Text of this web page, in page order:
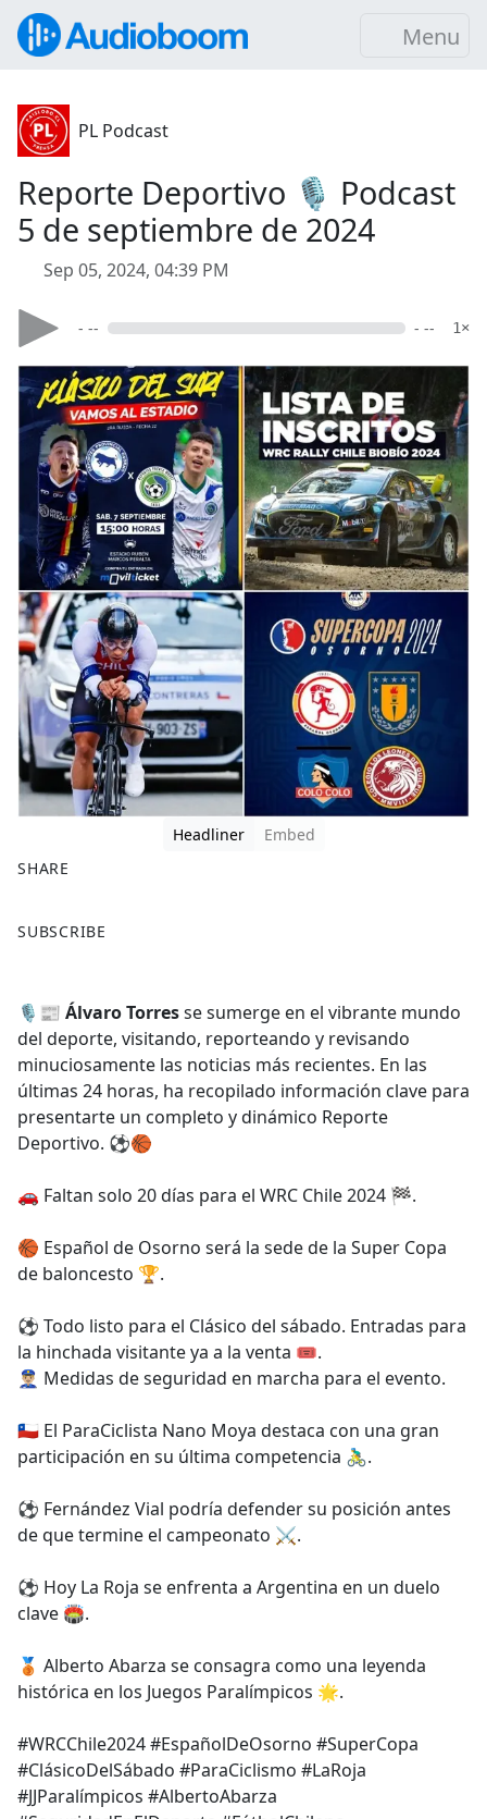
Menu
PL Podcast
Reporte Deportivo 🎙️ Podcast
5 de septiembre de 2024
Sep 05, 2024, 04:39 PM
- -- - -- 1×
Headliner
Embed
SHARE
a
b
o
o
k
SUBSCRIBE
🎙️📰 Álvaro Torresse sumerge en el vibrante mundo
del deporte, visitando, reporteando y revisando
minuciosamente las noticias más recientes. En las
últimas 24 horas, ha recopilado información clave para
presentarte un completo y dinámico Reporte
Deportivo. ⚽🏀
🚗 Faltan solo 20 días para el WRC Chile 2024 🏁.
🏀 Español de Osorno será la sede de la Super Copa
de baloncesto 🏆.
⚽ Todo listo para el Clásico del sábado. Entradas para
la hinchada visitante ya a la venta 🎟️.
👮🏼‍♂️ Medidas de seguridad en marcha para el evento.
🇨🇱 El ParaCiclista Nano Moya destaca con una gran
participación en su última competencia 🚴‍♂️.
⚽ Fernández Vial podría defender su posición antes
de que termine el campeonato ⚔️.
⚽ Hoy La Roja se enfrenta a Argentina en un duelo
clave 🏟️.
🥉 Alberto Abarza se consagra como una leyenda
histórica en los Juegos Paralímpicos 🌟.
#WRCChile2024 #EspañolDeOsorno #SuperCopa
#ClásicoDelSábado #ParaCiclismo #LaRoja
#JJParalímpicos #AlbertoAbarza